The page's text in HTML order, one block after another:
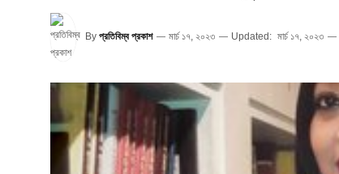
By প্রতিবিম্ব প্রকাশ মার্চ ১৭, ২০২৩ Updated: মার্চ ১৭, ২০২৩